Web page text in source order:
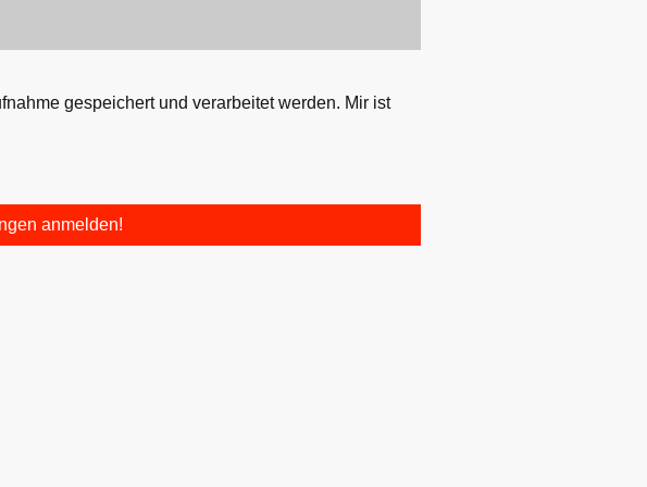
gespeichert und verarbeitet werden. Mir ist
anmelden!